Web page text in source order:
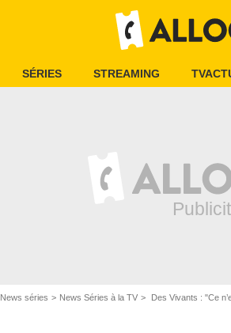
SÉRIES STREAMING
News séries News Séries à la TV Des Vivants : "Ce